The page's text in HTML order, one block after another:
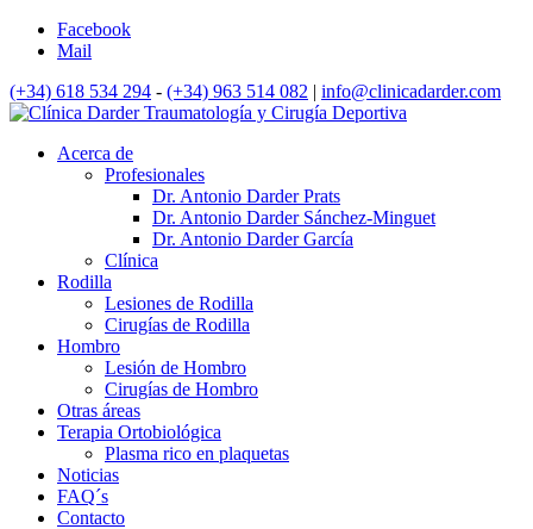
Facebook
Mail
(+34) 618 534 294 - (+34) 963 514 082 | info@clinicadarder.com
Acerca de
Profesionales
Dr. Antonio Darder Prats
Dr. Antonio Darder Sánchez-Minguet
Dr. Antonio Darder García
Clínica
Rodilla
Lesiones de Rodilla
Cirugías de Rodilla
Hombro
Lesión de Hombro
Cirugías de Hombro
Otras áreas
Terapia Ortobiológica
Plasma rico en plaquetas
Noticias
FAQ´s
Contacto